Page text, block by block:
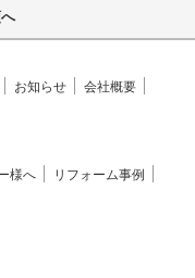
お知らせ
会社概要
様へ
リフォーム事例